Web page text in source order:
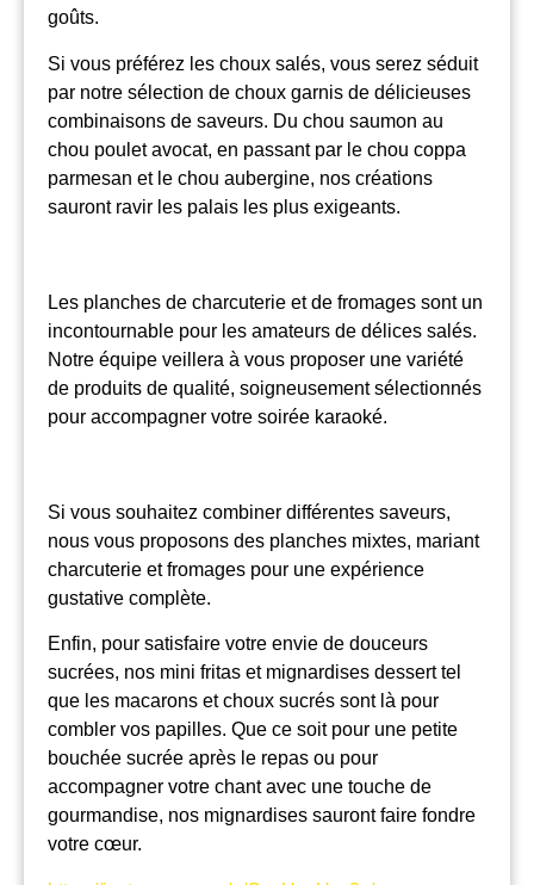
goûts.
Si vous préférez les choux salés, vous serez séduit
par notre sélection de choux garnis de délicieuses
combinaisons de saveurs. Du chou saumon au
chou poulet avocat, en passant par le chou coppa
parmesan et le chou aubergine, nos créations
sauront ravir les palais les plus exigeants.
Les planches de charcuterie et de fromages sont un
incontournable pour les amateurs de délices salés.
Notre équipe veillera à vous proposer une variété
de produits de qualité, soigneusement sélectionnés
pour accompagner votre soirée karaoké.
Si vous souhaitez combiner différentes saveurs,
nous vous proposons des planches mixtes, mariant
charcuterie et fromages pour une expérience
gustative complète.
Enfin, pour satisfaire votre envie de douceurs
sucrées, nos mini fritas et mignardises dessert tel
que les macarons et choux sucrés sont là pour
combler vos papilles. Que ce soit pour une petite
bouchée sucrée après le repas ou pour
accompagner votre chant avec une touche de
gourmandise, nos mignardises sauront faire fondre
votre cœur.